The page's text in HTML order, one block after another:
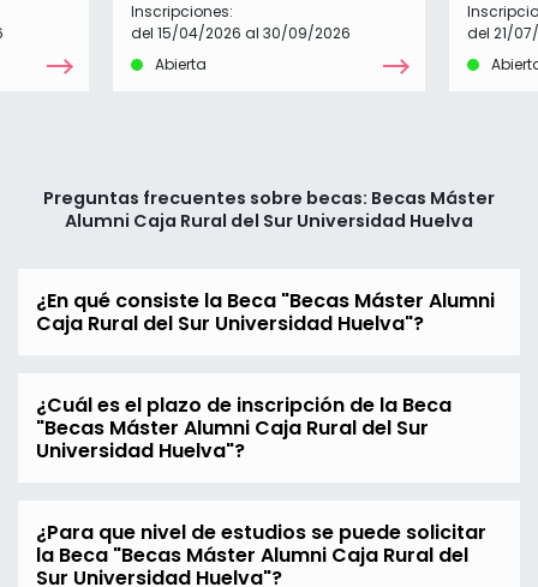
Inscripciones:
del 15/04/2026 al 30/09/2026
Abierta
del 21/
Preguntas frecuentes sobre becas: Becas Máster
Alumni Caja Rural del Sur Universidad Huelva
¿En qué consiste la Beca "Becas Máster Alumni
Caja Rural del Sur Universidad Huelva"?
¿Cuál es el plazo de inscripción de la Beca
"Becas Máster Alumni Caja Rural del Sur
Universidad Huelva"?
¿Para que nivel de estudios se puede solicitar
la Beca "Becas Máster Alumni Caja Rural del
Sur Universidad Huelva"?